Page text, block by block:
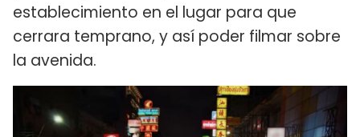
establecimiento en el lugar para que
cerrara temprano, y así poder filmar sobre
la avenida.